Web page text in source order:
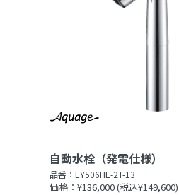
自動水栓（発電仕様）
品番： EY506HE-2T-13
価格：¥136,000(税込¥149,600)